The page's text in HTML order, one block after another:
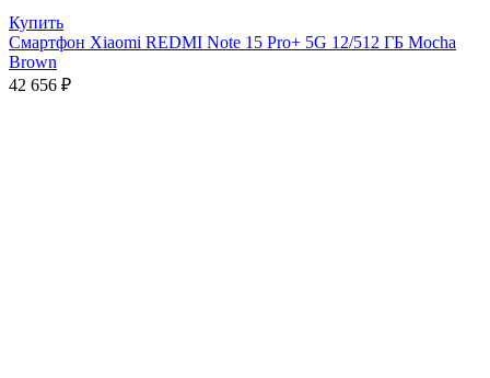
Купить
Смартфон Xiaomi REDMI Note 15 Pro+ 5G 12/512 ГБ Mocha
Brown
42 656 ₽